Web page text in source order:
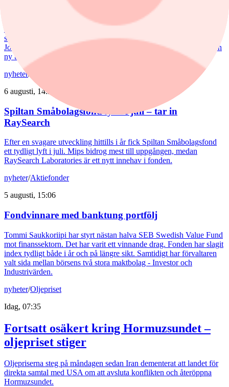
förutsättningar”
stigande omsättning och förbättrade marginaler. Enligt förvaltarna
Joakim Agerback och Shayan Heidari går nu försvarssektorn in i en
ny tillväxtfas.
nyheter/
6 augusti, 14:51
Spiltan Småbolagsfond lyfte i juli – tar in
RaySearch
Efter en svagare utveckling hittills i år fick Spiltan Småbolagsfond
ett tydligt lyft i juli. Mips bidrog mest till uppgången, medan
RaySearch Laboratories är ett nytt innehav i fonden.
nyheter/Aktiefonder
5 augusti, 15:06
Fondvinnare med banktung portfölj
Tommi Saukkoriipi har styrt nästan halva SEB Swedish Value Fund
mot finanssektorn. Det har varit ett vinnande drag. Fonden har slagit
index tydligt både i år och på längre sikt. Samtidigt har förvaltaren
valt sida mellan börsens två stora maktbolag - Investor och
Industrivärden.
nyheter/Oljepriset
Idag, 07:35
Fortsatt osäkert kring Hormuzsundet –
oljepriset stiger
Oljepriserna steg på måndagen sedan Iran dementerat att landet för
direkta samtal med USA om att avsluta konflikten och återöppna
Hormuzsundet.